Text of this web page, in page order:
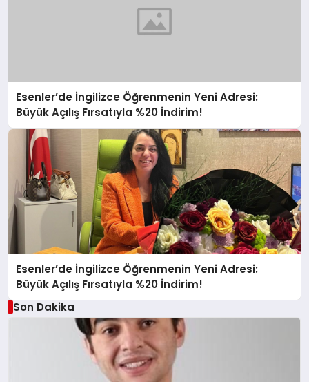
Esenler’de İngilizce Öğrenmenin Yeni Adresi:
Büyük Açılış Fırsatıyla %20 İndirim!
Esenler’de İngilizce Öğrenmenin Yeni Adresi:
Büyük Açılış Fırsatıyla %20 İndirim!
Son Dakika